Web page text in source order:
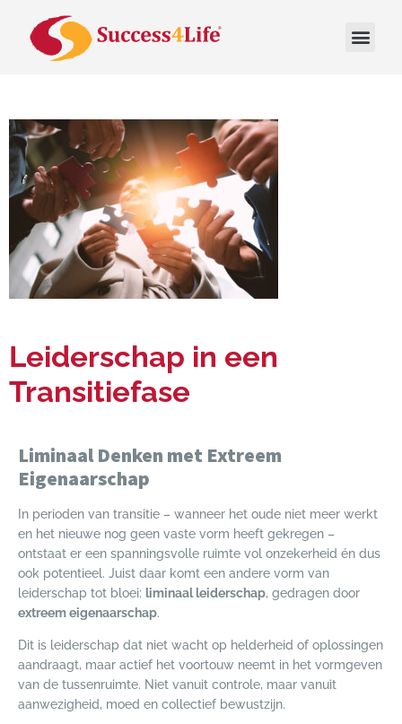
Leiderschap in een
Transitiefase
Liminaal Denken met Extreem
Eigenaarschap
In perioden van transitie – wanneer het oude niet meer werkt
en het nieuwe nog geen vaste vorm heeft gekregen –
ontstaat er een spanningsvolle ruimte vol onzekerheid én dus
ook potentieel. Juist daar komt een andere vorm van
leiderschap tot bloei: liminaal leiderschap, gedragen door
extreem eigenaarschap.
Dit is leiderschap dat niet wacht op helderheid of oplossingen
aandraagt, maar actief het voortouw neemt in het vormgeven
van de tussenruimte. Niet vanuit controle, maar vanuit
aanwezigheid, moed en collectief bewustzijn.